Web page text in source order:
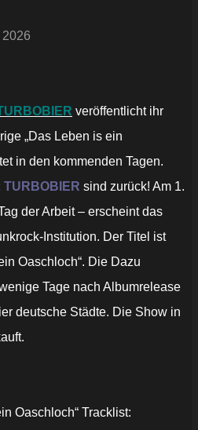
veröffentlicht ihr
„Das Leben is ein
in den kommenden Tagen.
TURBOBIER sind zurück! Am 1.
der Arbeit – erscheint das
Institution. Der Titel ist
Oaschloch“. Die Dazu
Tage nach Albumrelease
deutsche Städte. Die Show in
Oaschloch“ Tracklist: